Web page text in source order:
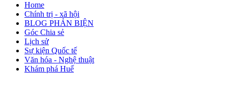
Home
Chính trị - xã hội
BLOG PHẢN BIỆN
Góc Chia sẻ
Lịch sử
Sự kiện Quốc tế
Văn hóa - Nghệ thuật
Khám phá Huế